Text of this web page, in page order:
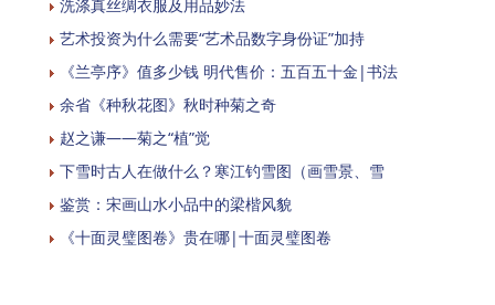
洗涤真丝绸衣服及用品妙法
艺术投资为什么需要“艺术品数字身份证”加持
《兰亭序》值多少钱 明代售价：五百五十金|书法
余省《种秋花图》秋时种菊之奇
赵之谦——菊之“植”觉
下雪时古人在做什么？寒江钓雪图（画雪景、雪
鉴赏：宋画山水小品中的梁楷风貌
《十面灵璧图卷》贵在哪|十面灵璧图卷